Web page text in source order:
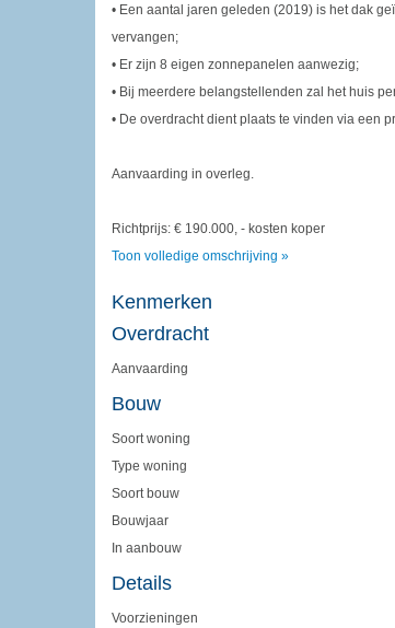
• Een aantal jaren geleden (2019) is het dak
vervangen;
• Er zijn 8 eigen zonnepanelen aanwezig;
• Bij meerdere belangstellenden zal het huis
• De overdracht dient plaats te vinden via een
Aanvaarding in overleg.
Richtprijs: € 190.000, - kosten koper
Toon volledige omschrijving »
Kenmerken
Overdracht
Aanvaarding
Bouw
Soort woning
Type woning
Soort bouw
Bouwjaar
In aanbouw
Details
Voorzieningen